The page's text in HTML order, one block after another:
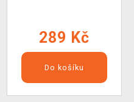
289 Kč
Do košíku